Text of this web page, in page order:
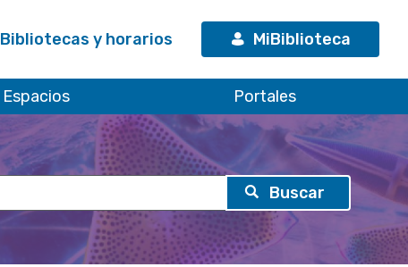
Bibliotecas y horarios MiBiblioteca
Espacios Portales